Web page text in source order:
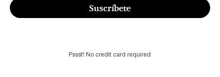
Suscríbete
Pssst! No credit card required